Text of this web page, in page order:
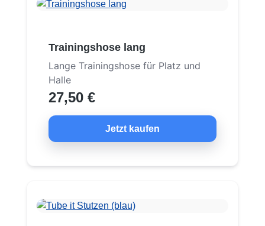
Trainingshose lang
Lange Trainingshose für Platz und
Halle
27,50 €
Jetzt kaufen